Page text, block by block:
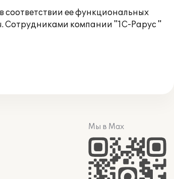
ее функциональных
Сотрудниками компании "1С-Рарус "
Мы в Max